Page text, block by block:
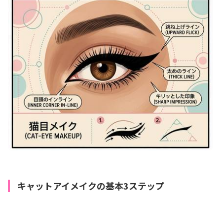
キャットアイメイクの基本3ステップ